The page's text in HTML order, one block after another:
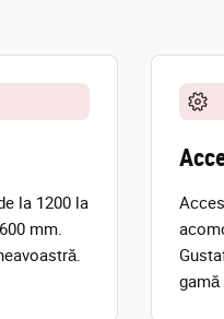
la 1200 la
mm.